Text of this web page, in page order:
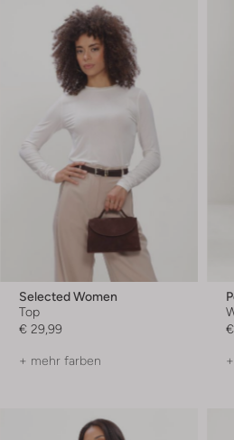
Selected Women
Top
€ 29,99
+ mehr farben